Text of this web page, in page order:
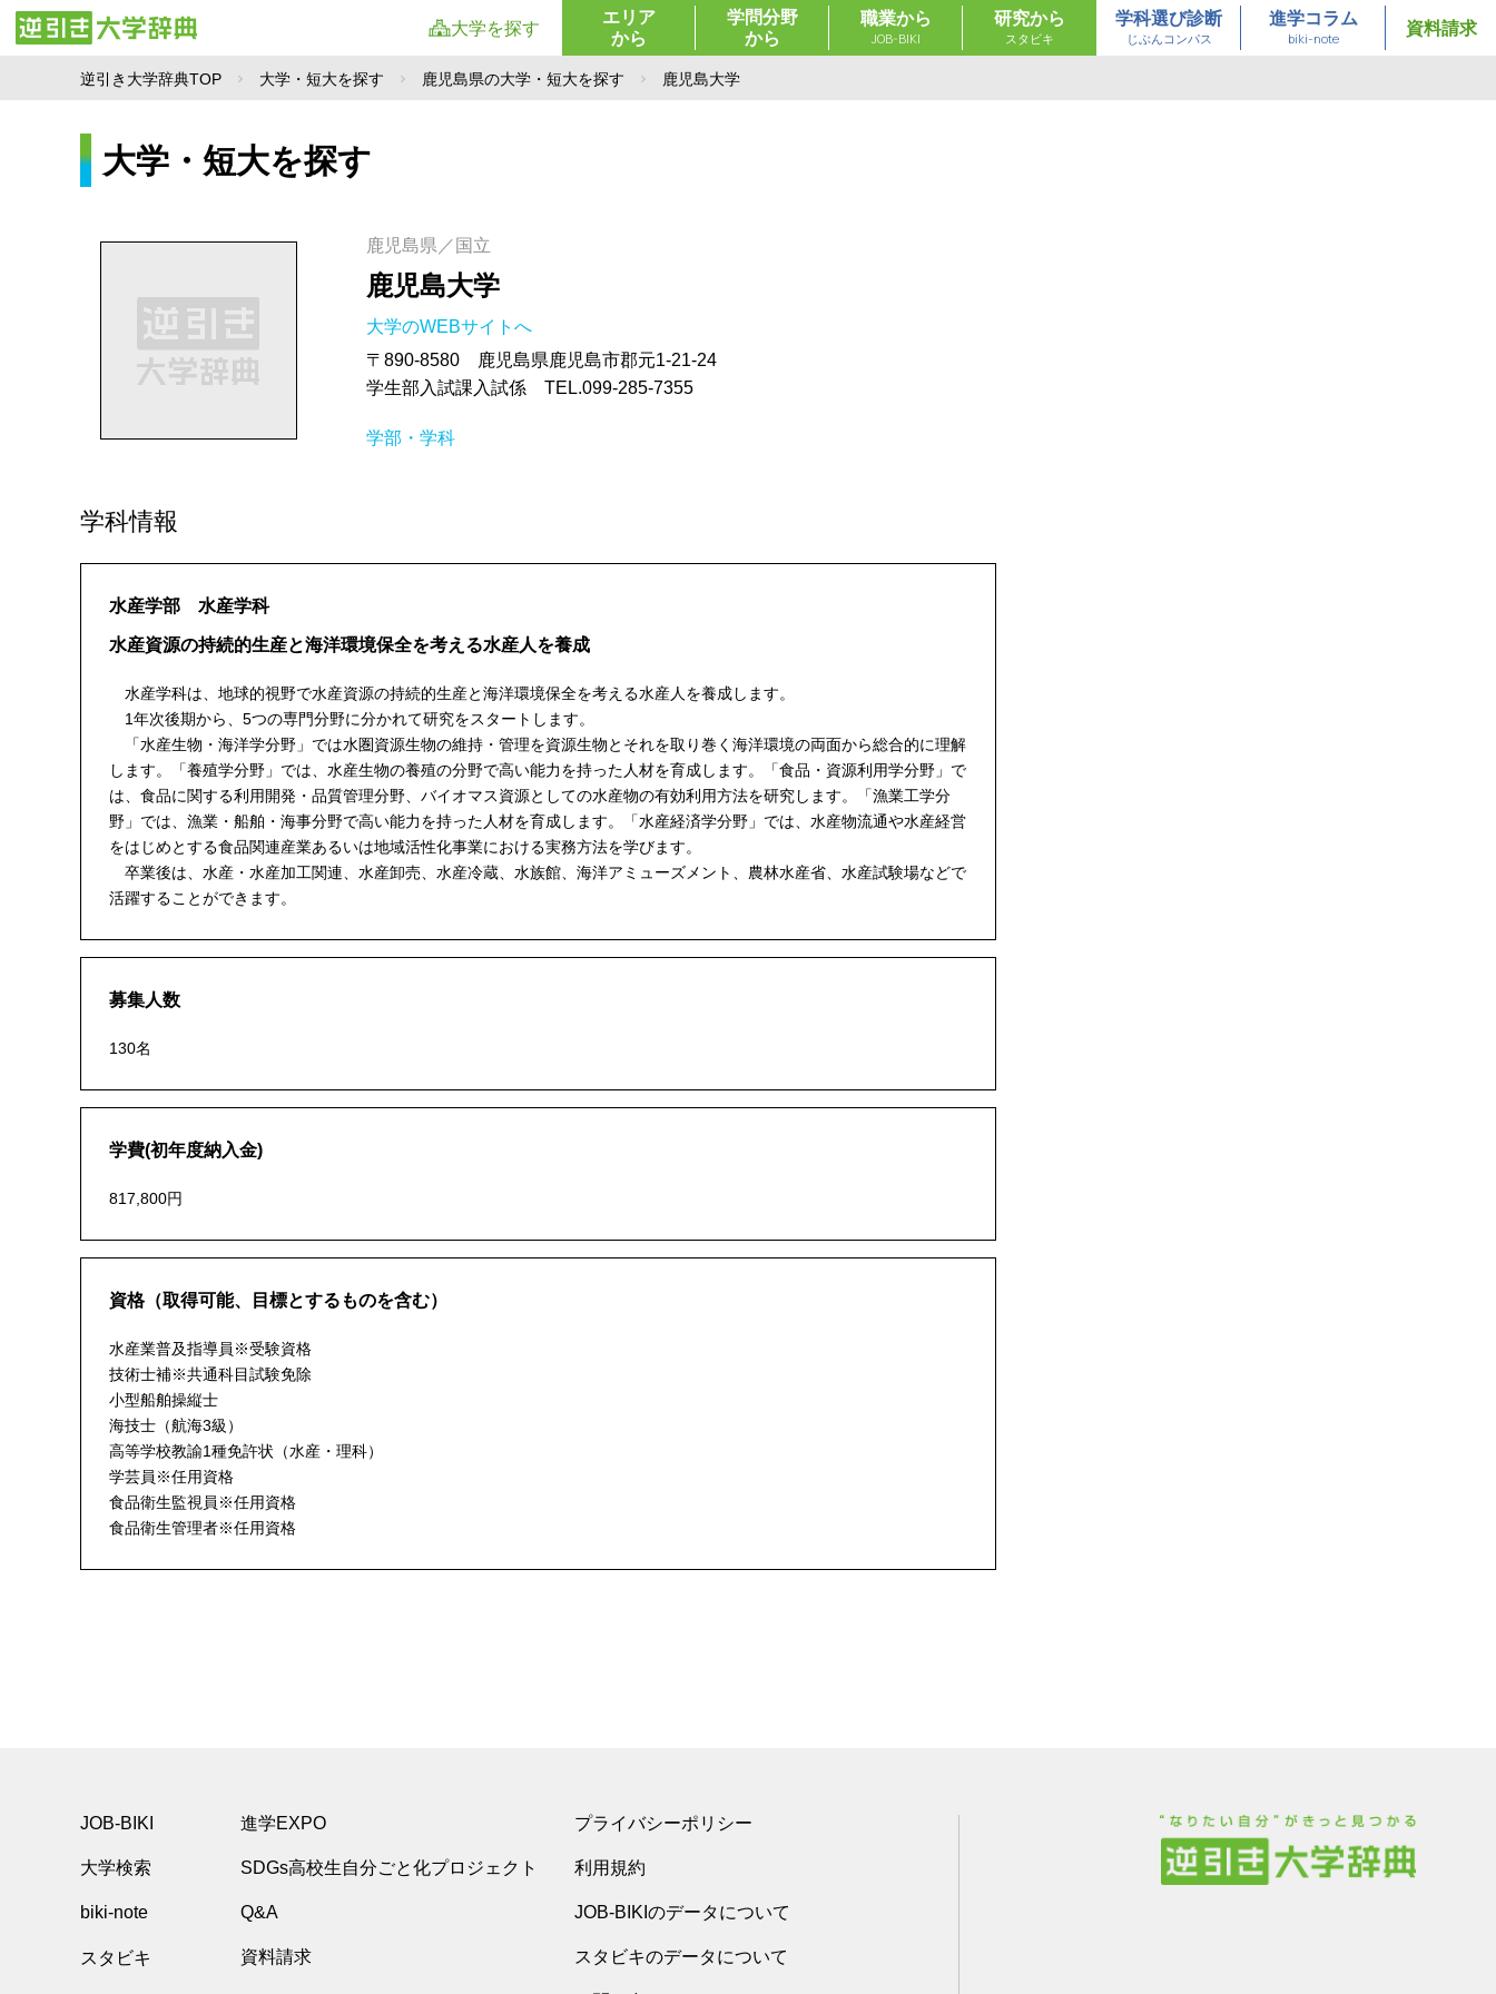
大学を探す
エリア
から
学問分野
から
職業から
JOB-BIKI
研究から
スタビキ
学科選び診断
じぶんコンパス
進学コラム
biki-note
資料請求
逆引き大学辞典TOP 大学・短大を探す 鹿児島県の大学・短大を探す 鹿児島大学
大学・短大を探す
鹿児島県／国立
鹿児島大学
大学のWEBサイトへ
〒890-8580 鹿児島県鹿児島市郡元1-21-24
学生部入試課入試係 TEL.099-285-7355
学部・学科
学科情報
水産学部 水産学科
水産資源の持続的生産と海洋環境保全を考える水産人を養成
水産学科は、地球的視野で水産資源の持続的生産と海洋環境保全を考える水産人を養成します。
1年次後期から、5つの専門分野に分かれて研究をスタートします。
「水産生物・海洋学分野」では水圏資源生物の維持・管理を資源生物とそれを取り巻く海洋環境の両面から総合的に理解
します。「養殖学分野」では、水産生物の養殖の分野で高い能力を持った人材を育成します。「食品・資源利用学分野」で
は、食品に関する利用開発・品質管理分野、バイオマス資源としての水産物の有効利用方法を研究します。「漁業工学分
野」では、漁業・船舶・海事分野で高い能力を持った人材を育成します。「水産経済学分野」では、水産物流通や水産経営
をはじめとする食品関連産業あるいは地域活性化事業における実務方法を学びます。
卒業後は、水産・水産加工関連、水産卸売、水産冷蔵、水族館、海洋アミューズメント、農林水産省、水産試験場などで
活躍することができます。
募集人数
130名
学費(初年度納入金)
817,800円
資格（取得可能、目標とするものを含む）
水産業普及指導員※受験資格
技術士補※共通科目試験免除
小型船舶操縦士
海技士（航海3級）
高等学校教諭1種免許状（水産・理科）
学芸員※任用資格
食品衛生監視員※任用資格
食品衛生管理者※任用資格
JOB-BIKI
大学検索
biki-note
スタビキ
進学EXPO
SDGs高校生自分ごと化プロジェクト
Q&A
資料請求
プライバシーポリシー
利用規約
JOB-BIKIのデータについて
スタビキのデータについて